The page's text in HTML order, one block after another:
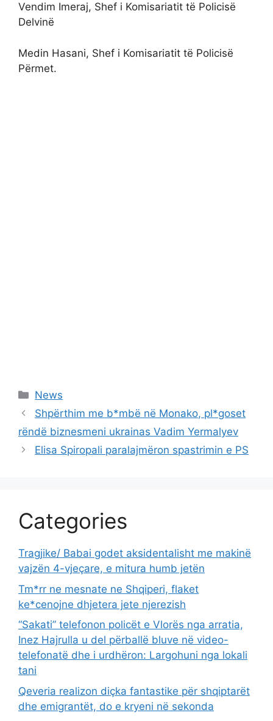
Vendim Imeraj, Shef i Komisariatit të Policisë
Delvinë
Medin Hasani, Shef i Komisariatit të Policisë
Përmet.
Categories
News
Shpërthim me b*mbë në Monako, pl*goset
rëndë biznesmeni ukrainas Vadim Yermalyev
Elisa Spiropali paralajmëron spastrimin e PS
Categories
Tragjike/ Babai godet aksidentalisht me makinë
vajzën 4-vjeçare, e mitura humb jetën
Tm*rr ne mesnate ne Shqiperi, flaket
ke*cenojne dhjetera jete njerezish
“Sakati” telefonon policët e Vlorës nga arratia,
Inez Hajrulla u del përballë bluve në video-
telefonatë dhe i urdhëron: Largohuni nga lokali
tani
Qeveria realizon diçka fantastike për shqiptarët
dhe emigrantët, do e kryeni në sekonda